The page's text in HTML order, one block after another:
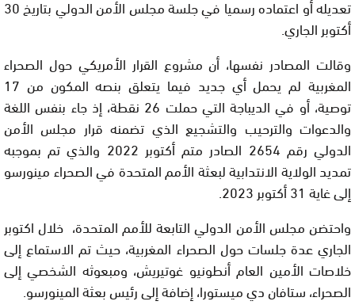
تعديله أو اعتماده رسميا في جلسة مجلس الأمن الدولي بتاريخ 30
أكتوبر الجاري.
وقالت المصادر نفسها، أن مشروع القرار الأمريكي حول الصحراء
المغربية لم يحمل أي جديد فيما يتعلق بنصه المكون من 17
توصية، أو في الديباجة التي حملت 26 نقطة، إذ جاء بنفس اللغة
والدعوات والترحيب والتشجيع الذي تضمنه قرار مجلس الأمن
الدولي رقم 2654 الصادر متم أكتوبر 2022 والذي تم بموجبه
تمديد الولاية الانتدابية لبعثة الأمم المتحدة في الصحراء مينورسو
إلى غاية 31 أكتوبر 2023.
واحتضن مجلس الأمن الدولي التابعة للأمم المتحدة، خلال اكتوبر
الجاري عدة جلسات حول الصحراء المغربية، حيث تم الاستماع إلى
خلاصات الأمين العام أنطونيو غوتيريش، ومبعوثه الشخصي إلى
الصحراء، ستافان دي ميستورا، إضافة إلى رئيس بعثة المينورسو.